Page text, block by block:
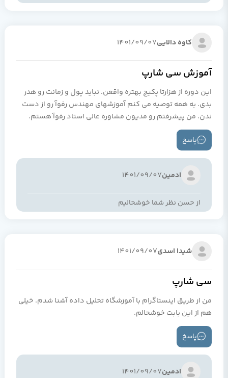
کاوه دالایی1401/09/07
آموزش سی شارپ
این دوره از هزارتا پکیج بهتره واقعن. نباید پول و زمانت رو هدر
بدی. به همه توصیه می کنم آموزشهای مهندس رفوآ رو از دست
ندن. من پیشرفتم رو مدیون مشاوره عالی استاد رفوآ هستم.
پاسخ
ادمین1401/09/07
از حسن نظر شما خوشحالیم
شیدا اسدی1401/09/07
سی شارپ
من از طریق اینستاگرام با آموزشگاه تحلیل داده آشنا شدم. خیلی
هم از این بابت خوشحالم.
پاسخ
ادمین1401/09/07